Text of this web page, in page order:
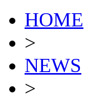
HOME
>
NEWS
>